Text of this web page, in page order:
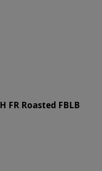
FR Roasted FBLB